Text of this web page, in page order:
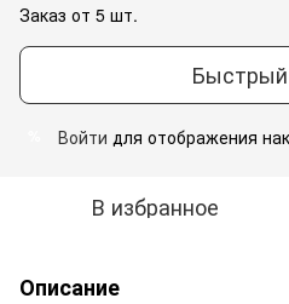
Заказ от 5 шт.
Быстрый
Войти для отображения
В избранное
Описание